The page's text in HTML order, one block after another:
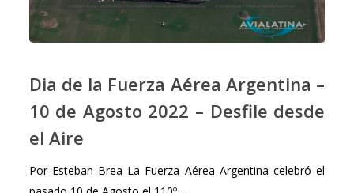
la
Fuerza
Aérea
–
Dia de la Fuerza Aérea Argentina –
10 de Agosto 2022 – Desfile desde
el Aire
Por Esteban Brea La Fuerza Aérea Argentina celebró el